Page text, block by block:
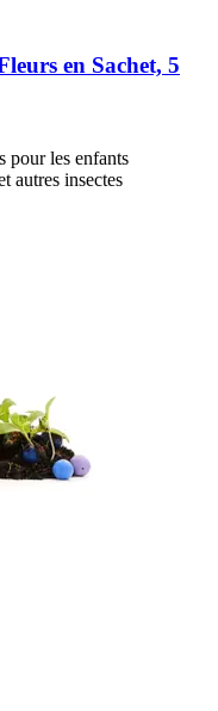
en Sachet, 5
pour les enfants
autres insectes